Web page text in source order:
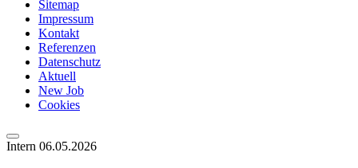
Sitemap
Impressum
Kontakt
Referenzen
Datenschutz
Aktuell
New Job
Cookies
Intern 06.05.2026